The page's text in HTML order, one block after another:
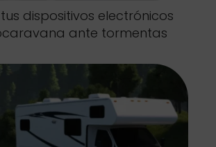
dispositivos electrónicos
ante tormentas